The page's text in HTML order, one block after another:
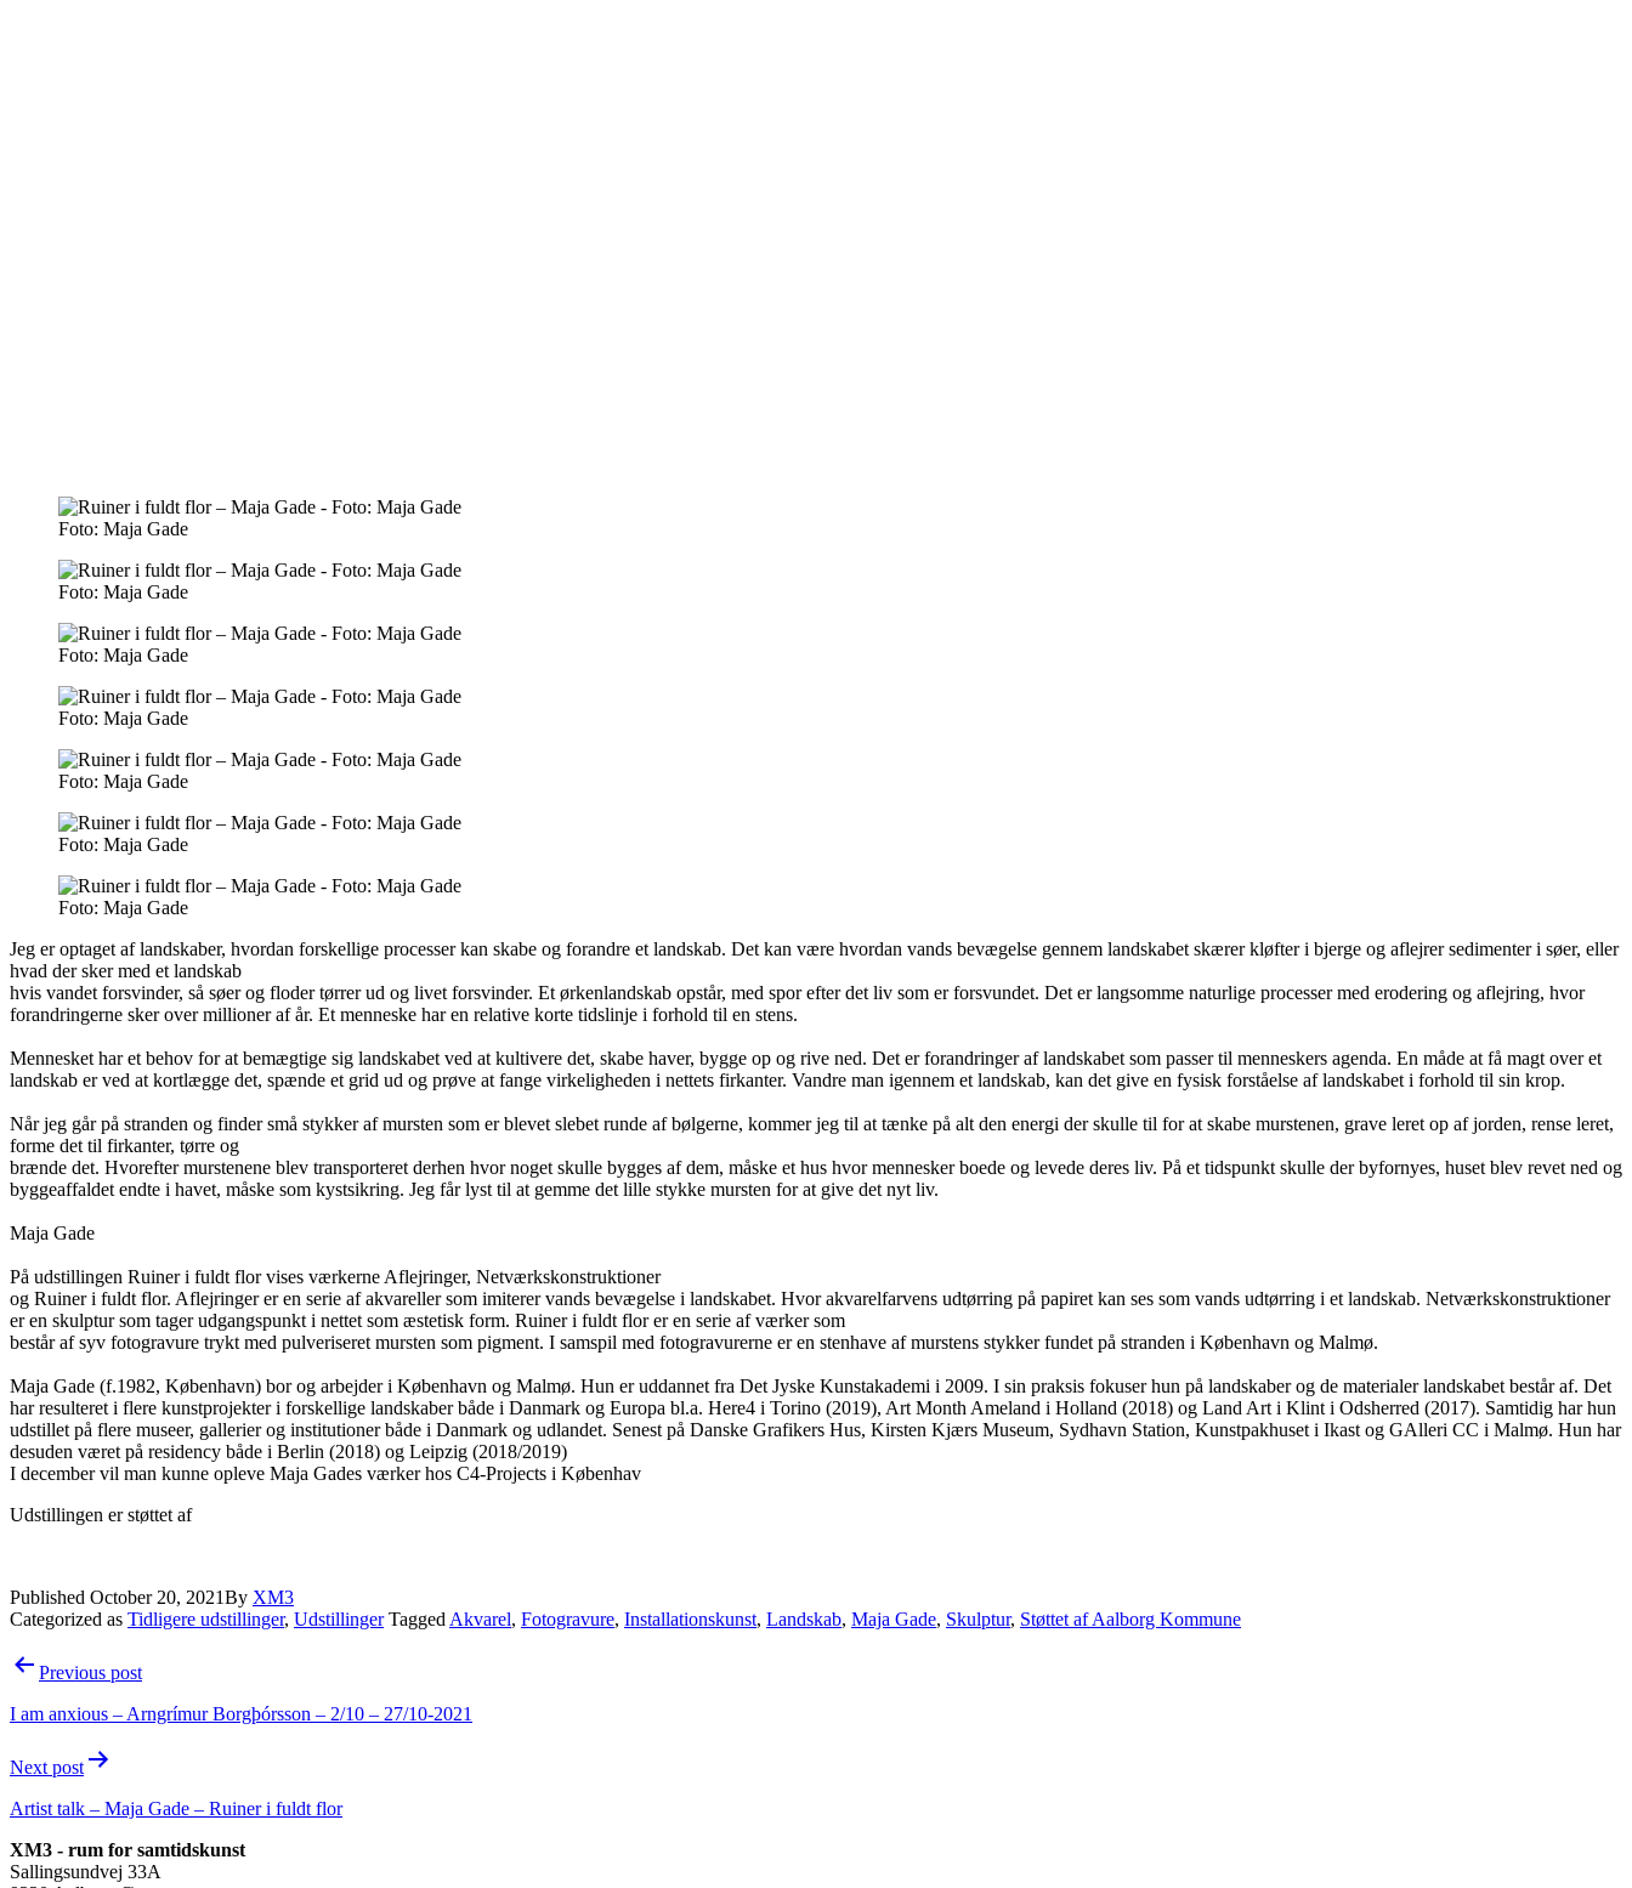
Foto: Maja Gade
Foto: Maja Gade
Foto: Maja Gade
Foto: Maja Gade
Foto: Maja Gade
Foto: Maja Gade
Foto: Maja Gade
Jeg er optaget af landskaber, hvordan forskellige processer kan skabe og forandre et landskab. Det kan være hvordan vands bevægelse gennem landskabet skærer kløfter i bjerge og aflejrer sedimenter i søer, eller
hvad der sker med et landskab
hvis vandet forsvinder, så søer og floder tørrer ud og livet forsvinder. Et ørkenlandskab opstår, med spor efter det liv som er forsvundet. Det er langsomme naturlige processer med erodering og aflejring, hvor
forandringerne sker over millioner af år. Et menneske har en relative korte tidslinje i forhold til en stens.
Mennesket har et behov for at bemægtige sig landskabet ved at kultivere det, skabe haver, bygge op og rive ned. Det er forandringer af landskabet som passer til menneskers agenda. En måde at få magt over et
landskab er ved at kortlægge det, spænde et grid ud og prøve at fange virkeligheden i nettets firkanter. Vandre man igennem et landskab, kan det give en fysisk forståelse af landskabet i forhold til sin krop.
Når jeg går på stranden og finder små stykker af mursten som er blevet slebet runde af bølgerne, kommer jeg til at tænke på alt den energi der skulle til for at skabe murstenen, grave leret op af jorden, rense leret,
forme det til firkanter, tørre og
brænde det. Hvorefter murstenene blev transporteret derhen hvor noget skulle bygges af dem, måske et hus hvor mennesker boede og levede deres liv. På et tidspunkt skulle der byfornyes, huset blev revet ned og
byggeaffaldet endte i havet, måske som kystsikring. Jeg får lyst til at gemme det lille stykke mursten for at give det nyt liv.
Maja Gade
På udstillingen Ruiner i fuldt flor vises værkerne Aflejringer, Netværkskonstruktioner
og Ruiner i fuldt flor. Aflejringer er en serie af akvareller som imiterer vands bevægelse i landskabet. Hvor akvarelfarvens udtørring på papiret kan ses som vands udtørring i et landskab. Netværkskonstruktioner
er en skulptur som tager udgangspunkt i nettet som æstetisk form. Ruiner i fuldt flor er en serie af værker som
består af syv fotogravure trykt med pulveriseret mursten som pigment. I samspil med fotogravurerne er en stenhave af murstens stykker fundet på stranden i København og Malmø.
Maja Gade (f.1982, København) bor og arbejder i København og Malmø. Hun er uddannet fra Det Jyske Kunstakademi i 2009. I sin praksis fokuser hun på landskaber og de materialer landskabet består af. Det
har resulteret i flere kunstprojekter i forskellige landskaber både i Danmark og Europa bl.a. Here4 i Torino (2019), Art Month Ameland i Holland (2018) og Land Art i Klint i Odsherred (2017). Samtidig har hun
udstillet på flere museer, gallerier og institutioner både i Danmark og udlandet. Senest på Danske Grafikers Hus, Kirsten Kjærs Museum, Sydhavn Station, Kunstpakhuset i Ikast og GAlleri CC i Malmø. Hun har
desuden været på residency både i Berlin (2018) og Leipzig (2018/2019)
I december vil man kunne opleve Maja Gades værker hos C4-Projects i Københav
Udstillingen er støttet af
Published October 20, 2021By XM3
Categorized as Tidligere udstillinger, Udstillinger Tagged Akvarel, Fotogravure, Installationskunst, Landskab, Maja Gade, Skulptur, Støttet af Aalborg Kommune
PostPrevious post
I am anxious – Arngrímur Borgþórsson – 2/10 – 27/10-2021
Next post
Artist talk – Maja Gade – Ruiner i fuldt flor
XM3 - rum for samtidskunst
Sallingsundvej 33A